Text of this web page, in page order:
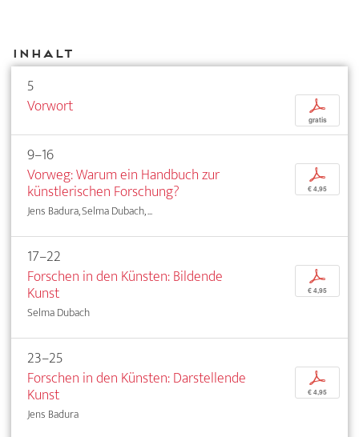
Inhalt
5
Vorwort
p
gratis
9–16
Vorweg: Warum ein Handbuch zur
künstlerischen Forschung?
Jens Badura, Selma Dubach, ...
p
€ 4,95
17–22
Forschen in den Künsten: Bildende
Kunst
Selma Dubach
p
€ 4,95
23–25
Forschen in den Künsten: Darstellende
Kunst
Jens Badura
p
€ 4,95